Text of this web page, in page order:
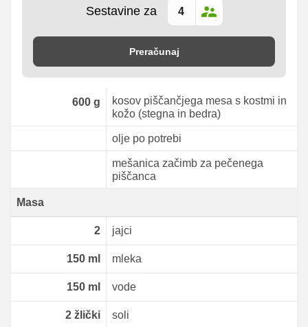
Sestavine za
Preračunaj
600g
kosov piščančjega mesa s kostmi in
kožo (stegna in bedra)
olje po potrebi
mešanica začimb za pečenega
piščanca
Masa
2 jajci
150ml mleka
150ml vode
2žlički soli